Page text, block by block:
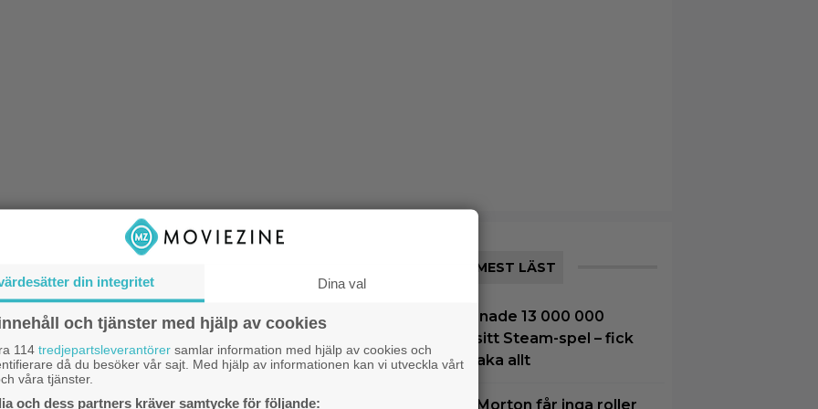
väl inte Eddie Redmayne och Felicity
prestationer som Stephen Hawking
Jane i ”The Theory of Everything”?
dem tillsammans igen i Tom Harpers
gång som meterologforskaren James
och aeronauten Amelia
MEST LÄST
18-åring tjänade 13 000 000
kronor på sitt Steam-spel – fick
betala tillbaka allt
Samantha Morton får inga roller
din integritet Dina val
och tjänster med hjälp av cookies
114 tredjepartsleverantörer samlar information med hjälp av cookies och
då du besöker vår sajt. Med hjälp av informationen kan vi utveckla vårt
våra tjänster.
och dess partners kräver samtycke för följande: